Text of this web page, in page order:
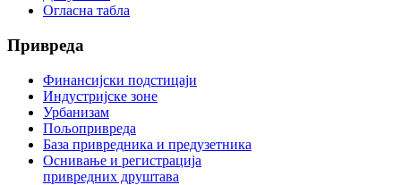
Огласна табла
Привреда
Финансијски подстицаји
Индустријске зоне
Урбанизам
Пољопривреда
База привредника и предузетника
Оснивање и регистрација
привредних друштава